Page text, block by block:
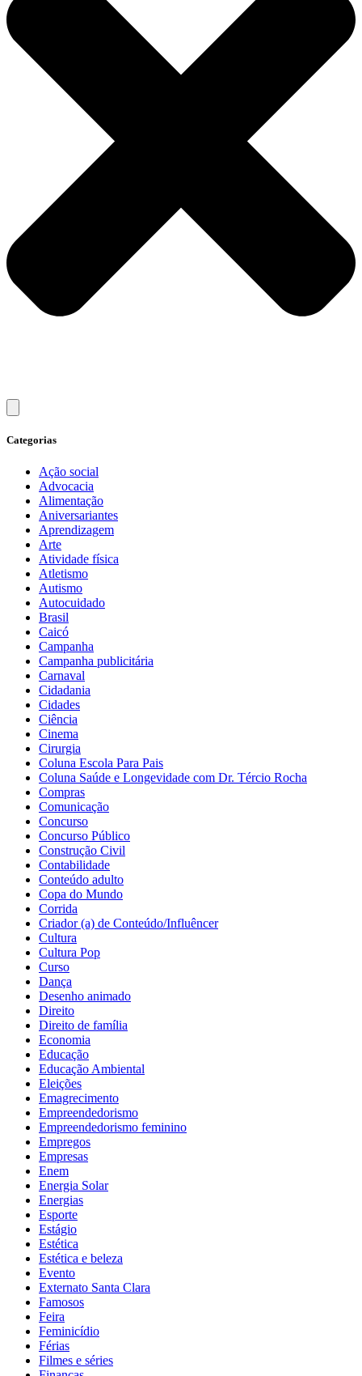
Categorias
Ação social
Advocacia
Alimentação
Aniversariantes
Aprendizagem
Arte
Atividade física
Atletismo
Autismo
Autocuidado
Brasil
Caicó
Campanha
Campanha publicitária
Carnaval
Cidadania
Cidades
Ciência
Cinema
Cirurgia
Coluna Escola Para Pais
Coluna Saúde e Longevidade com Dr. Tércio Rocha
Compras
Comunicação
Concurso
Concurso Público
Construção Civil
Contabilidade
Conteúdo adulto
Copa do Mundo
Corrida
Criador (a) de Conteúdo/Influêncer
Cultura
Cultura Pop
Curso
Dança
Desenho animado
Direito
Direito de família
Economia
Educação
Educação Ambiental
Eleições
Emagrecimento
Empreendedorismo
Empreendedorismo feminino
Empregos
Empresas
Enem
Energia Solar
Energias
Esporte
Estágio
Estética
Estética e beleza
Evento
Externato Santa Clara
Famosos
Feira
Feminicídio
Férias
Filmes e séries